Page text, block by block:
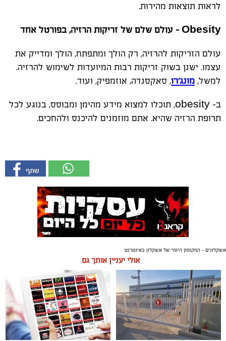
לראות תוצאות מהירות.
Obesity - עולם שלם של זריקות הרזיה, בפורטל אחד
עולם הזריקות להרזיה, רק הולך ומתפתח, הולך ומדייק את
עצמו. ישנן בשוק זריקות רבות המיועדות לשימוש להרזיה.
למשל, מונג'רו, סאקסנדה, אוזמפיק, ועוד.
ב- obesity, תוכלו למצוא מידע מהימן ומבוסס, בנוגע לכל
תרופת הרזיה שהיא. אתם מוזמנים להיכנס ולהחכים.
אשקלונים - המקומון היומי של אשקלון באינטרנט
אולי יעניין אותך גם